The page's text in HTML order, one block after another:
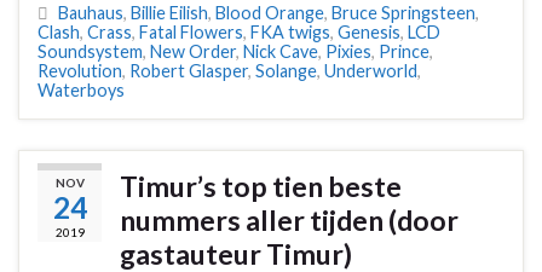
Bauhaus, Billie Eilish, Blood Orange, Bruce Springsteen,
Clash, Crass, Fatal Flowers, FKA twigs, Genesis, LCD
Soundsystem, New Order, Nick Cave, Pixies, Prince,
Revolution, Robert Glasper, Solange, Underworld,
Waterboys
NOV
24
2019
Timur’s top tien beste
nummers aller tijden (door
gastauteur Timur)